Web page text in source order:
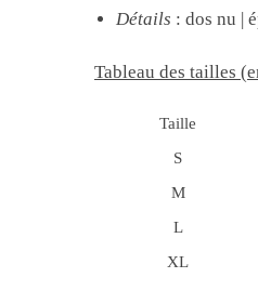
Détails : dos nu |
Tableau des tailles
Taille
S
M
L
XL